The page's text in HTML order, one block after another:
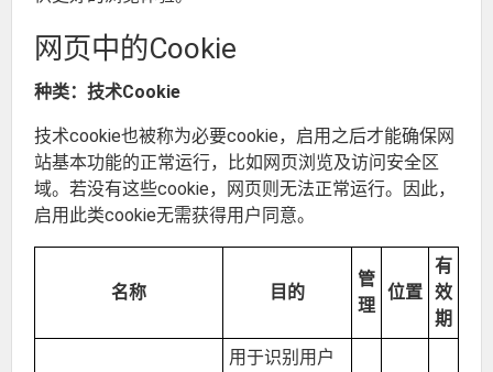
网页中的Cookie
种类：技术Cookie
技术cookie也被称为必要cookie，启用之后才能确保网
站基本功能的正常运行，比如网页浏览及访问安全区
域。若没有这些cookie，网页则无法正常运行。因此，
启用此类cookie无需获得用户同意。
名称 目的
管
理
位置
有
效
期
用于识别用户